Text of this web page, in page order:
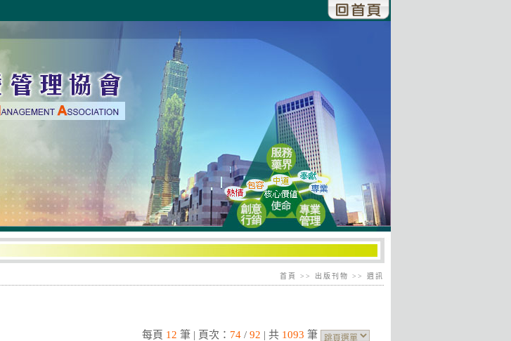
首頁 >> 出版刊物 >> 週訊
每頁 12 筆 | 頁次： 74 / 92 | 共 1093 筆